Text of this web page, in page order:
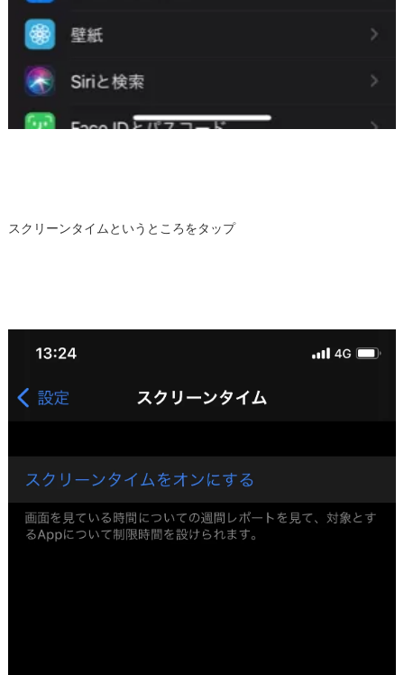
スクリーンタイムというところをタップ